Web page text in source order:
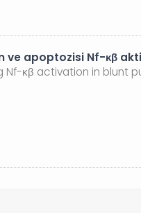
apoptozisi Nf-κβ
κβ activation in blunt